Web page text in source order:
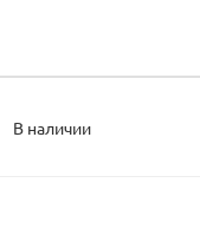
В наличии